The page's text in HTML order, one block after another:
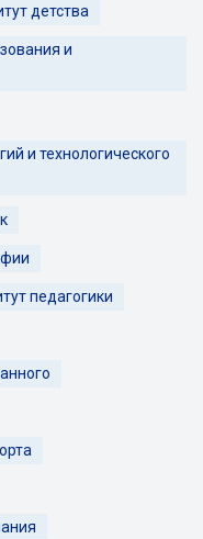
детства
и
и технологического
педагогики